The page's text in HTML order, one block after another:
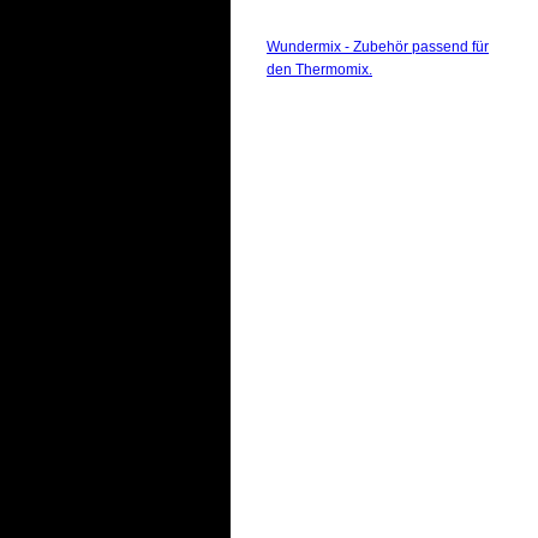
Wundermix - Zubehör passend für
den Thermomix.